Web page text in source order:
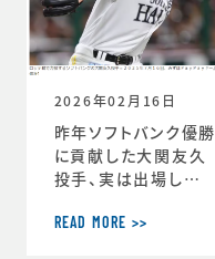
2026年02月16日
昨年ソフトバンク優勝
に貢献した大関友久
投手、実は出場した
ーで、たくさんの印象
READ MORE >>